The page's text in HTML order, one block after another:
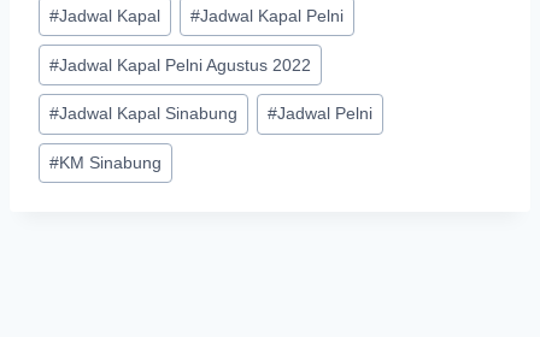
#Jadwal Kapal #Jadwal Kapal Pelni
#Jadwal Kapal Pelni Agustus 2022
#Jadwal Kapal Sinabung #Jadwal Pelni
#KM Sinabung